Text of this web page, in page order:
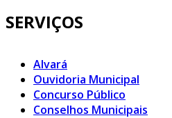
SERVIÇOS
Alvará
Ouvidoria Municipal
Concurso Público
Conselhos Municipais